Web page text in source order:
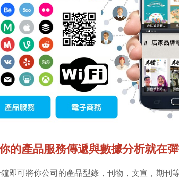
的產品服務傳遞與數據分析就在
即可將你公司的產品型錄，刊物，文宣，期刊等